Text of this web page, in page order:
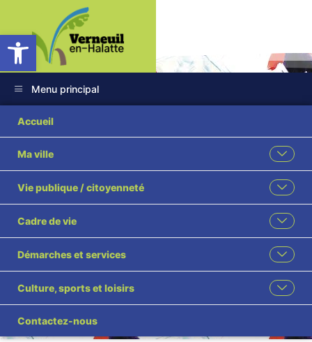
Ouvrir la barre d’outils
Menu principal
Accueil
Ma ville
Vie publique / citoyenneté
Cadre de vie
Démarches et services
Culture, sports et loisirs
Contactez-nous
Retour en images
sur l’après-midi
Rock’n’Roll
Accueil
Non classé
Retour en images sur l’après-midi Rock’n’Roll